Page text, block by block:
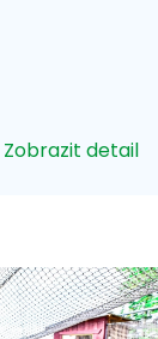
Zobrazit detail